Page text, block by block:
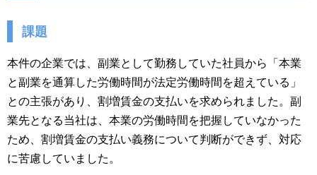
課題
本件の企業では、副業として勤務していた社員から「本業
と副業を通算した労働時間が法定労働時間を超えている」
との主張があり、割増賃金の支払いを求められました。副
業先となる当社は、本業の労働時間を把握していなかった
ため、割増賃金の支払い義務について判断ができず、対応
に苦慮していました。